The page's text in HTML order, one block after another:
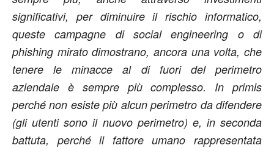
significativi, per diminuire il rischio informatico,
queste campagne di social engineering o di
phishing mirato dimostrano, ancora una volta, che
tenere le minacce al di fuori del perimetro
aziendale è sempre più complesso. In primis
perché non esiste più alcun perimetro da difendere
(gli utenti sono il nuovo perimetro) e, in seconda
battuta, perché il fattore umano rappresentata